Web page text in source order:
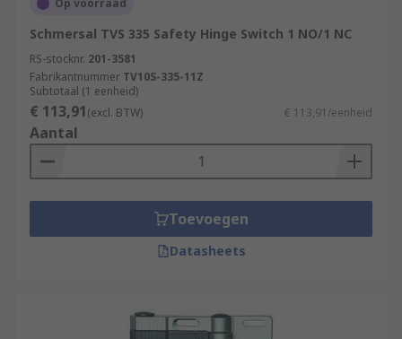
Op voorraad
Schmersal TVS 335 Safety Hinge Switch 1 NO/1 NC
RS-stocknr. 201-3581
Fabrikantnummer TV10S-335-11Z
Subtotaal (1 eenheid)
€ 113,91(excl. BTW) € 113,91/eenheid
Aantal
Toevoegen
Datasheets